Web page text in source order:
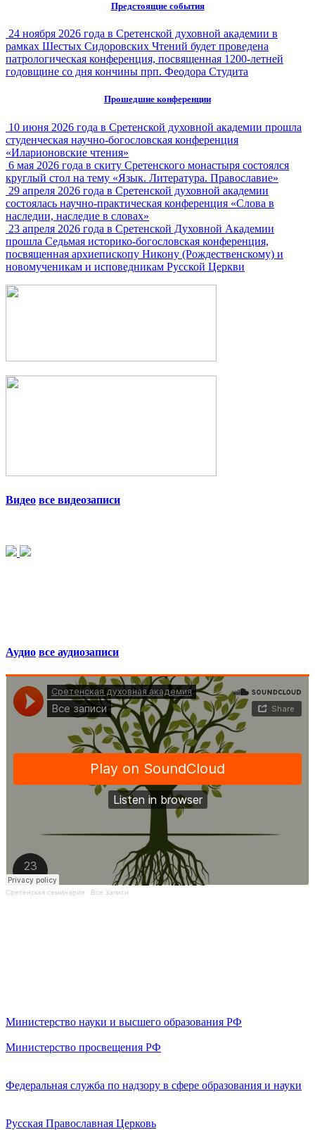
Предстоящие события
24 ноября 2026 года в Сретенской духовной академии в
рамках Шестых Сидоровских Чтений будет проведена
патрологическая конференция, посвященная 1200-летней
годовщине со дня кончины прп. Феодора Студита
Прошедшие конференции
10 июня 2026 года в Сретенской духовной академии прошла
студенческая научно-богословская конференция
«Иларионовские чтения»
6 мая 2026 года в скиту Сретенского монастыря состоялся
круглый стол на тему «Язык. Литература. Православие»
29 апреля 2026 года в Сретенской духовной академии
состоялась научно-практическая конференция «Слова в
наследии, наследие в словах»
23 апреля 2026 года в Сретенской Духовной Академии
прошла Седьмая историко-богословская конференция,
посвященная архиепископу Никону (Рождественскому) и
новомученикам и исповедникам Русской Церкви
Видео все видеозаписи
Аудио все аудиозаписи
Сретенская семинария · Все записи
Министерство науки и высшего образования РФ
Министерство просвещения РФ
Федеральная служба по надзору в сфере образования и науки
Русская Православная Церковь